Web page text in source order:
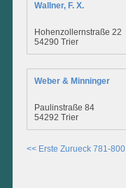
Wallner, F. X.
Hohenzollernstraße 22
54290 Trier
Weber & Minninger
Paulinstraße 84
54292 Trier
<< Erste Zurueck 781-800